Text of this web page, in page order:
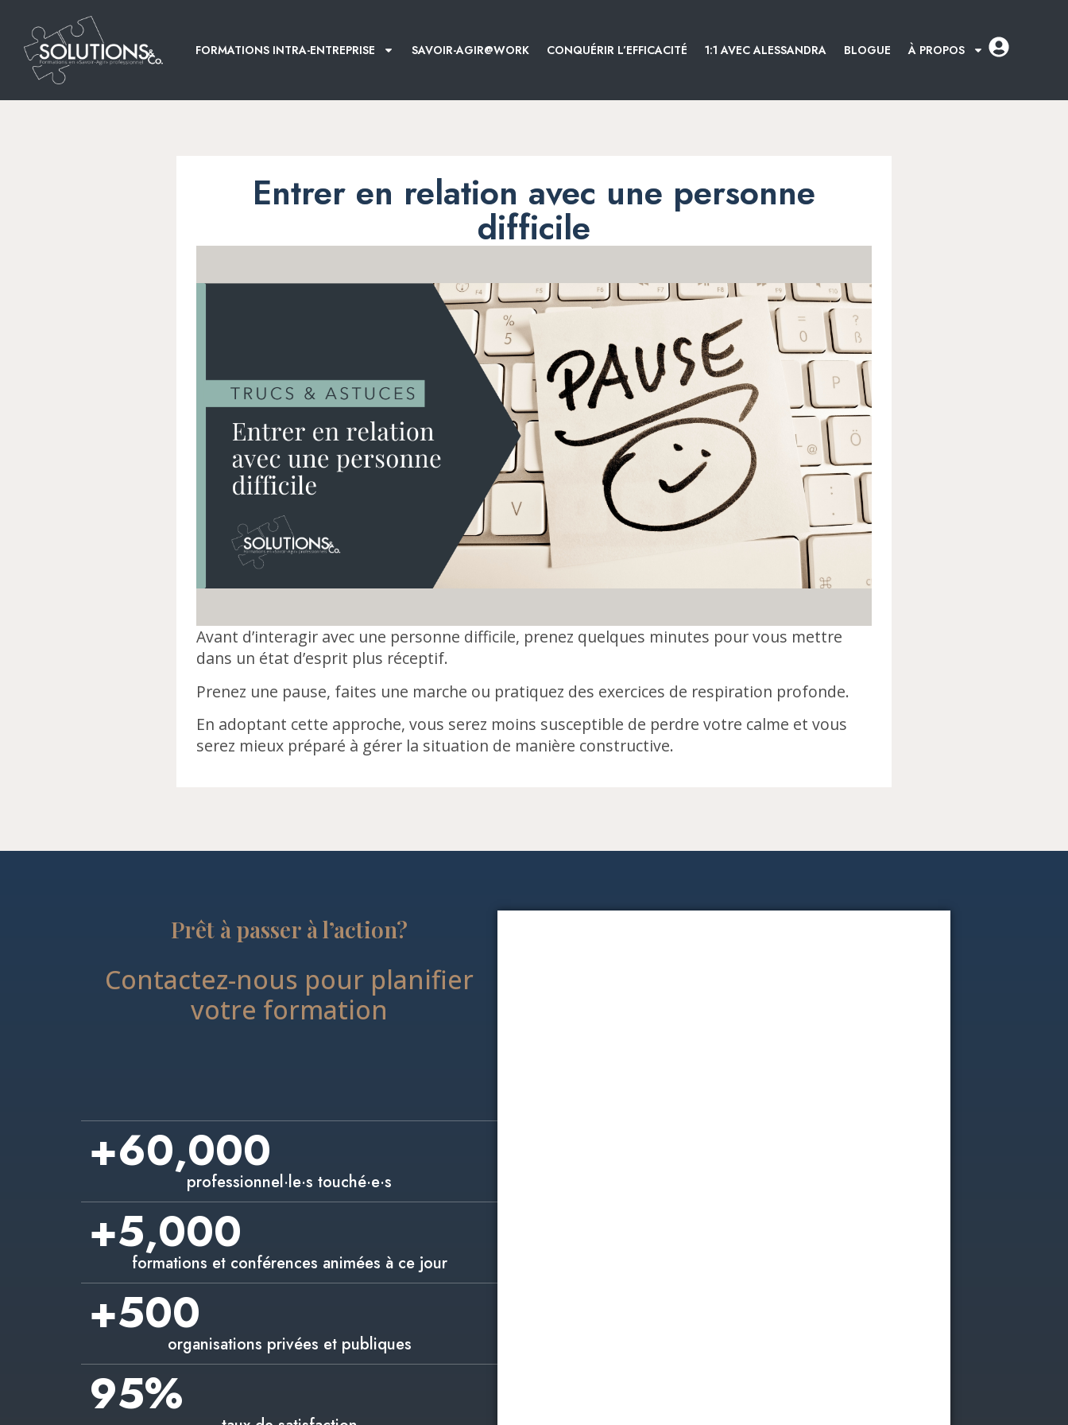
FORMATIONS INTRA-ENTREPRISE SAVOIR-AGIR@WORK CONQUÉRIR L’EFFICACITÉ 1:1 AVEC ALESSANDRA BLOGUE À PROPOS
Entrer en relation avec une personne
difficile
Avant d’interagir avec une personne difficile, prenez quelques minutes pour vous mettre
dans un état d’esprit plus réceptif.
Prenez une pause, faites une marche ou pratiquez des exercices de respiration profonde.
En adoptant cette approche, vous serez moins susceptible de perdre votre calme et vous
serez mieux préparé à gérer la situation de manière constructive.
Prêt à passer à l’action?
Contactez-nous pour planifier
votre formation
+60,000
professionnel·le·s touché·e·s
+5,000
formations et conférences animées à ce jour
+500
organisations privées et publiques
95%